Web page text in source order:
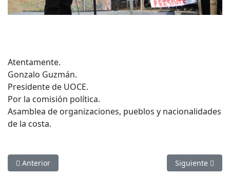
Atentamente.
Gonzalo Guzmán.
Presidente de UOCE.
Por la comisión política.
Asamblea de organizaciones, pueblos y nacionalidades
de la costa.
Artículo anterior: CDH EXIGE ATENCION EN CASO 10 DE
Anterior Artículo
Siguiente